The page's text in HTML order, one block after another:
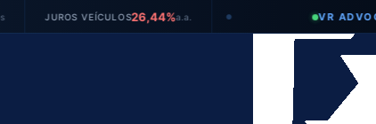
JUROS VEÍCULOS26,44%a.a. ● VR ADVOGADOS